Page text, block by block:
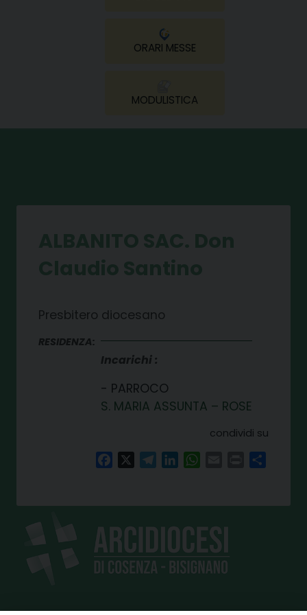
ORARI MESSE
MODULISTICA
Presbitero diocesano
RESIDENZA:
Incarichi
PARROCO
S. MARIA ASSUNTA – ROSE
condividi su
FacebookTelegramLinkedInWhatsAppPrint